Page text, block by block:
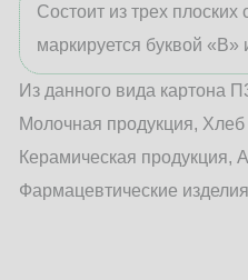
Состоит из трех
маркируется буквой «В»
Из данного вида картона
Молочная продукция,
Керамическая продукция,
Фармацевтические